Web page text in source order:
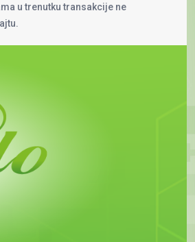
u trenutku transakcije ne